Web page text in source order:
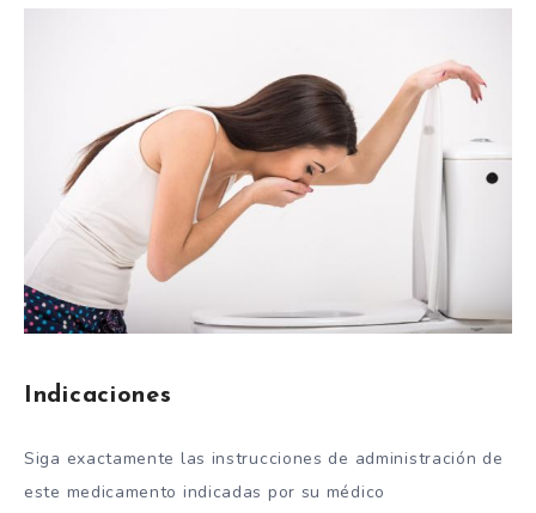
Indicaciones
Siga exactamente las instrucciones de administración de
este medicamento indicadas por su médico